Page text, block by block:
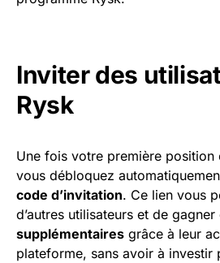
Inviter des
Rysk
Une fois votre première position
vous débloquez
code d’invitation. Ce lien vous
d’autres utilisateurs et de gagner
supplémentaires grâce à leur
plateforme, sans avoir à investir